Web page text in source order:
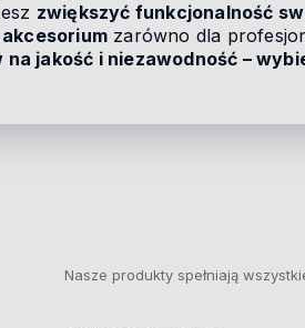
zwiększyć funkcjonalność
zarówno dla
na jakość i niezawodność –
Nasze produkty spełniają